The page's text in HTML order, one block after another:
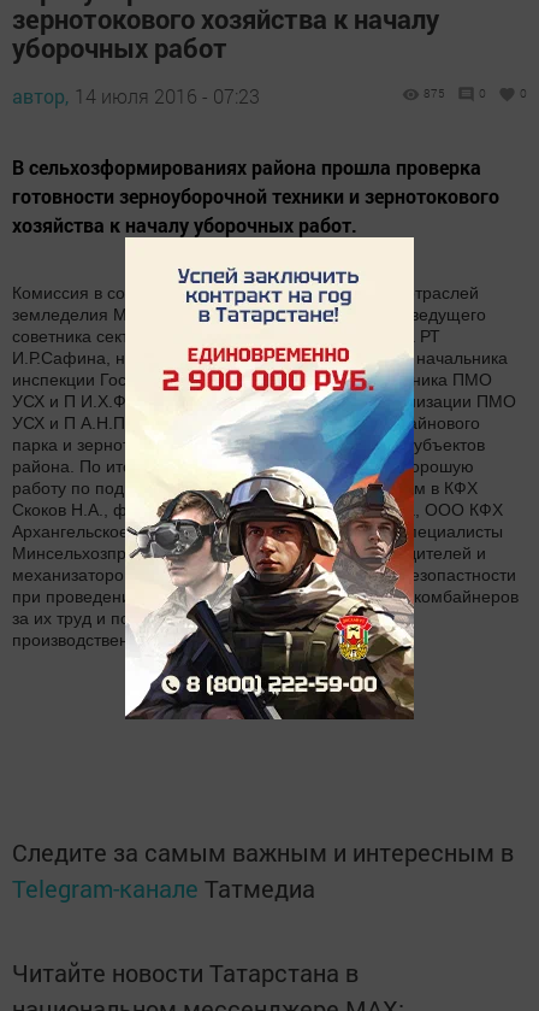
зернотокового хозяйства к началу
уборочных работ
автор, 14 июля 2016 - 07:23 875 0 0
В сельхозформированиях района прошла проверка
готовности зерноуборочной техники и зернотокового
хозяйства к началу уборочных работ.
Комиссия в составе начальника отдела развития отраслей
земледелия Минсельхозпрода РТ В.Л.Новичкова, ведущего
советника сектора механизации Минсельхозпрода РТ
И.Р.Сафина, начальника УСХ и П Л.Е.Богомолова, начальника
инспекции Гостехнадзора С.Р.Валиуллина, начальника ПМО
УСХ и П И.Х.Фасхутдинова, консультанта по механизации ПМО
УСХ и П А.Н.Пузикова проверили готовность комбайнового
парка и зернотокового хозяйства хозяйствующих субъектов
района. По итогам проверки комиссия отметила хорошую
работу по подготовке техники к уборочным работам в КФХ
Скоков Н.А., филиале ООО Сэт иле Новая Шешма, ООО КФХ
Архангельское, ООО Игенче, КФХ Козлова М.И. Специалисты
Минсельхозпрода РТ заострили внимание руководителей и
механизаторов на соблюдениии правил техники безопастности
при проведении уборочных работ, поблагодарили комбайнеров
за их труд и пожелали хозяйствам дальнейших
производственных успехов.
Следите за самым важным и интересным в
Telegram-канале Татмедиа
Читайте новости Татарстана в